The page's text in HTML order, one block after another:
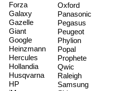
Forza
Galaxy
Gazelle
Giant
Google
Heinzmann
Hercules
Hollandia
Husqvarna
HP
Oxford
Panasonic
Pegasus
Peugeot
Phylion
Popal
Prophete
Qwic
Raleigh
Samsung